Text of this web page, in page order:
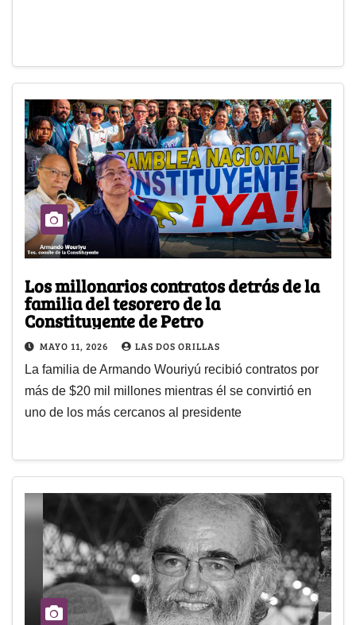
Los millonarios contratos detrás de la
familia del tesorero de la
Constituyente de Petro
MAYO 11, 2026 LAS DOS ORILLAS
La familia de Armando Wouriyú recibió contratos por
más de $20 mil millones mientras él se convirtió en
uno de los más cercanos al presidente